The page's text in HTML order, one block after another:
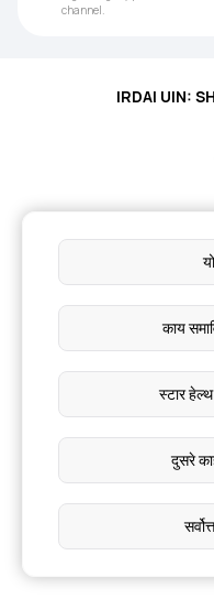
channel.
IRDAI UIN:
काय
स्टार
दुसरे